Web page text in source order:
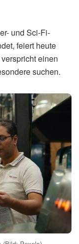
und Sci-Fi-
feiert heute
einen
suchen.